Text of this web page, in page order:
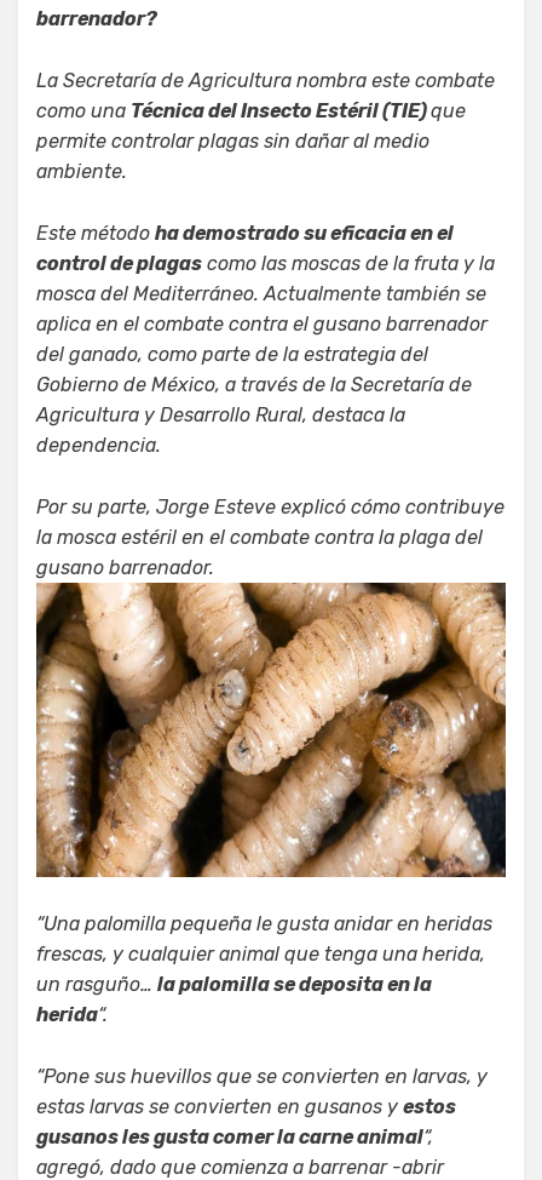
barrenador?
La Secretaría de Agricultura nombra este combate
como una Técnica del Insecto Estéril (TIE)que
permite controlar plagas sin dañar al medio
ambiente.
Este método ha demostrado su eficacia en el
control de plagas como las moscas de la fruta y la
mosca del Mediterráneo. Actualmente también se
aplica en el combate contra el gusano barrenador
del ganado, como parte de la estrategia del
Gobierno de México, a través de la Secretaría de
Agricultura y Desarrollo Rural, destaca la
dependencia.
Por su parte, Jorge Esteve explicó cómo contribuye
la mosca estéril en el combate contra la plaga del
gusano barrenador.
“Una palomilla pequeña le gusta anidar en heridas
frescas, y cualquier animal que tenga una herida,
un rasguño… la palomilla se deposita en la
herida“.
“Pone sus huevillos que se convierten en larvas, y
estas larvas se convierten en gusanos y estos
gusanos les gusta comer la carne animal“,
agregó, dado que comienza a barrenar -abrir